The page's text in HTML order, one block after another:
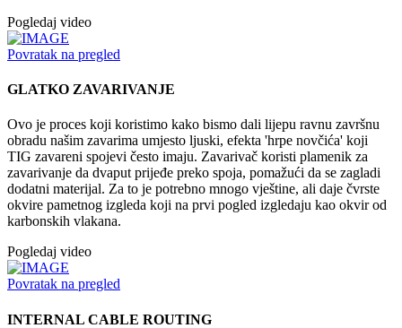
Pogledaj video
Povratak na pregled
GLATKO ZAVARIVANJE
Ovo je proces koji koristimo kako bismo dali lijepu ravnu završnu
obradu našim zavarima umjesto ljuski, efekta 'hrpe novčića' koji
TIG zavareni spojevi često imaju. Zavarivač koristi plamenik za
zavarivanje da dvaput prijeđe preko spoja, pomažući da se zagladi
dodatni materijal. Za to je potrebno mnogo vještine, ali daje čvrste
okvire pametnog izgleda koji na prvi pogled izgledaju kao okvir od
karbonskih vlakana.
Pogledaj video
Povratak na pregled
INTERNAL CABLE ROUTING